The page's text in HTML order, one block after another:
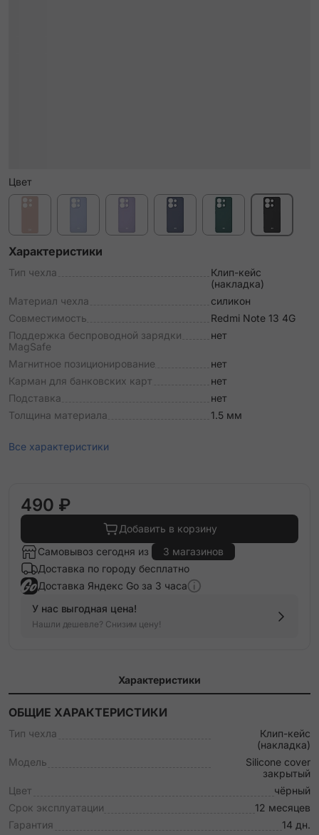
Цвет
Характеристики
Тип чехла
Клип-кейс
(накладка)
Материал чехла
силикон
Совместимость
Redmi Note 13 4G
Поддержка беспроводной зарядки
MagSafe
нет
Магнитное позиционирование
нет
Карман для банковских карт
нет
Подставка
нет
Толщина материала
1.5 мм
Все характеристики
490 ₽
Добавить в корзину
Самовывоз сегодня из
3 магазинов
Доставка по городу бесплатно
Доставка Яндекс Go за 3 часа
У нас выгодная цена!
Нашли дешевле? Снизим цену!
Характеристики
ОБЩИЕ ХАРАКТЕРИСТИКИ
Тип чехла
Клип-кейс
(накладка)
Модель
Silicone cover
закрытый
Цвет
чёрный
Срок эксплуатации
12 месяцев
Гарантия
14 дн.